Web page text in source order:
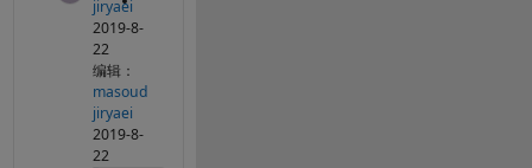
jiryaei
2019-8-
22
编辑：
masoud
jiryaei
2019-8-
22